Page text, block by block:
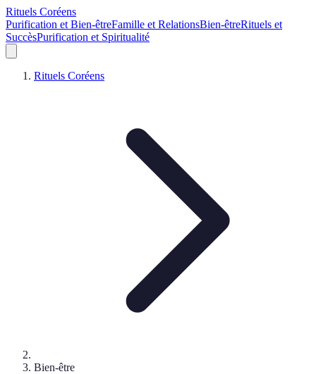
Rituels Coréens
Purification et Bien-êtreFamille et RelationsBien-êtreRituels et
SuccèsPurification et Spiritualité
Rituels Coréens
Bien-être